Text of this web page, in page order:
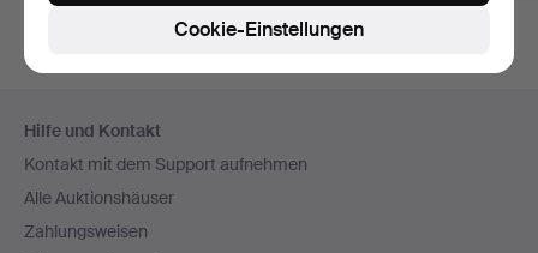
Navigation
Hilfe und Kontakt
Kontakt mit dem Support aufnehmen
Alle Auktionshäuser
Zahlungsweisen
Cookie-Einstellungen